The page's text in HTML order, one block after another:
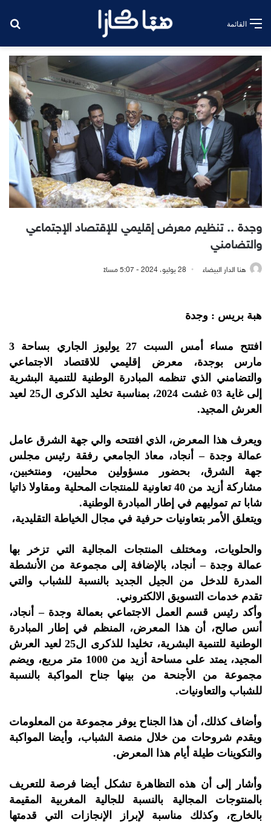
القائمة
وجدة .. تنظيم معرض إقليمي للإقتصاد الإجتماعي
والتضامني
هنا الدار البيضاء 28 يوليو، 2024 - 5:07 مساءً
هبة بريس : وجدة
افتتح مساء أمس السبت 27 يوليوز الجاري بساحة 3
مارس بوجدة، معرض إقليمي للاقتصاد الاجتماعي
والتضامني الذي تنظمه المبادرة الوطنية للتنمية البشرية
إلى غاية 03 غشت 2024، بمناسبة تخليد الذكرى ال25 لعيد
العرش المجيد.
ويعرف هذا المعرض، الذي افتتحه والي جهة الشرق عامل
عمالة وجدة – أنجاد، معاذ الجامعي رفقة رئيس مجلس
جهة الشرق، بحضور مسؤولين محليين، ومنتخبين،
مشاركة أزيد من 40 تعاونية للمنتجات المحلية ومقاولا ذاتيا
شابا تم تموليهم في إطار المبادرة الوطنية.
ويتعلق الأمر بتعاونيات حرفية في مجال الخياطة التقليدية،
والحلويات، ومختلف المنتجات المجالية التي تزخر بها
عمالة وجدة – أنجاد، بالإضافة إلى مجموعة من الأنشطة
المدرة للدخل من الجيل الجديد بالنسبة للشباب والتي
تقدم خدمات التسويق الالكتروني.
وأكد رئيس قسم العمل الاجتماعي بعمالة وجدة – أنجاد،
أنس صالح، أن هذا المعرض، المنظم في إطار المبادرة
الوطنية للتنمية البشرية، تخليدا للذكرى ال25 لعيد العرش
المجيد، يمتد على مساحة أزيد من 1000 متر مربع، ويضم
مجموعة من الأجنحة من بينها جناح المواكبة بالنسبة
للشباب والتعاونيات.
وأضاف كذلك، أن هذا الجناح يوفر مجموعة من المعلومات
ويقدم شروحات من خلال منصة الشباب، وأيضا المواكبة
والتكوينات طيلة أيام هذا المعرض.
وأشار إلى أن هذه التظاهرة تشكل أيضا فرصة للتعريف
بالمنتوجات المجالية بالنسبة للجالية المغربية المقيمة
بالخارج، وكذلك مناسبة لإبراز الإنجازات التي قدمتها